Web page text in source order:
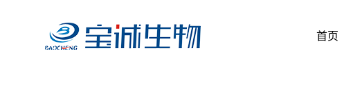
首页